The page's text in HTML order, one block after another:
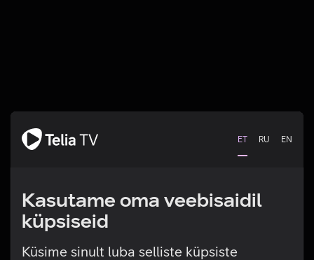
ET RU EN
Kasutame oma veebisaidil
küpsiseid
Küsime sinult luba selliste küpsiste